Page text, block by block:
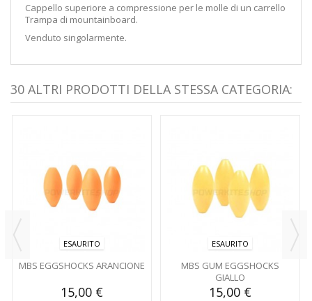
Cappello superiore a compressione per le molle di un carrello
Trampa di mountainboard.
Venduto singolarmente.
30 ALTRI PRODOTTI DELLA STESSA CATEGORIA:
ESAURITO
MBS EGGSHOCKS ARANCIONE
15,00 €
ESAURITO
MBS GUM EGGSHOCKS
GIALLO
15,00 €